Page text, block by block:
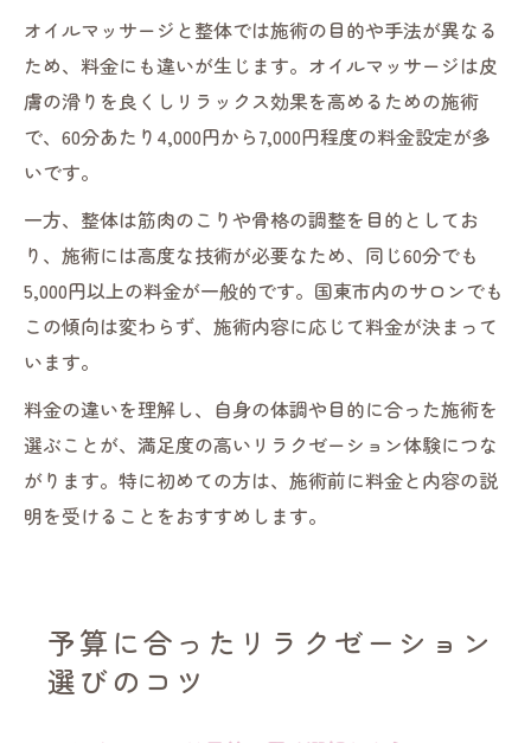
オイルマッサージと整体では施術の目的や手法が異なる
ため、料金にも違いが生じます。オイルマッサージは皮
膚の滑りを良くしリラックス効果を高めるための施術
で、60分あたり4,000円から7,000円程度の料金設定が多
いです。
一方、整体は筋肉のこりや骨格の調整を目的としてお
り、施術には高度な技術が必要なため、同じ60分でも
5,000円以上の料金が一般的です。国東市内のサロンでも
この傾向は変わらず、施術内容に応じて料金が決まって
います。
料金の違いを理解し、自身の体調や目的に合った施術を
選ぶことが、満足度の高いリラクゼーション体験につな
がります。特に初めての方は、施術前に料金と内容の説
明を受けることをおすすめします。
予算に合ったリラクゼーション
選びのコツ